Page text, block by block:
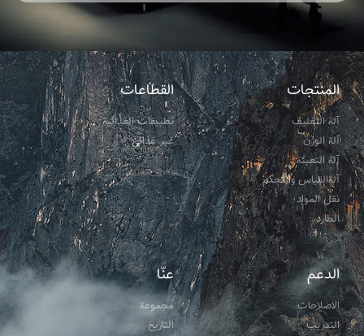
المنتجات
آلة التغليف
آلة الوزن
آلة التعبئة
آلةالقياس والتحكم
نقل المواد
الطارد
القطاعات
تطبيقات الغذائية
غير غذائي
الدعم
الاصلاحات
التدریب
عنّا
مجموعة
التاریخ